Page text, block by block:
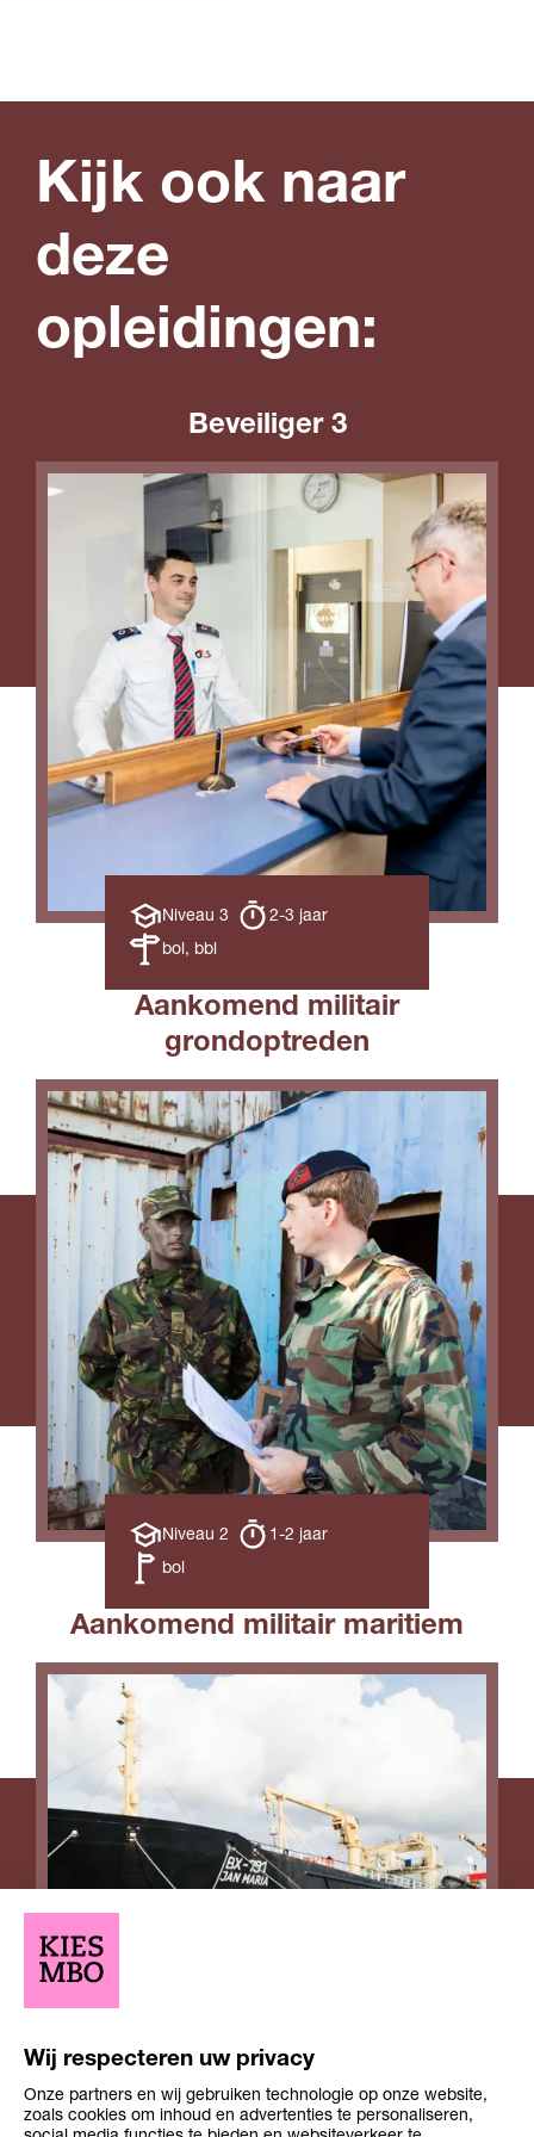
Kijk ook naar
deze
opleidingen:
Beveiliger 3
Opleiding
Niveau 3
Opleiding
duur
2-3 jaar
Leerweg
bol, bbl
Aankomend militair
grondoptreden
Opleiding
Niveau 2
Opleiding
duur
1-2 jaar
Leerweg
bol
Aankomend militair maritiem
Opleiding
niveau
Niveau 2
Opleiding
duur
1-2 jaar
Wij respecteren uw privacy
Onze partners en wij gebruiken technologie op onze website,
zoals cookies om inhoud en advertenties te personaliseren,